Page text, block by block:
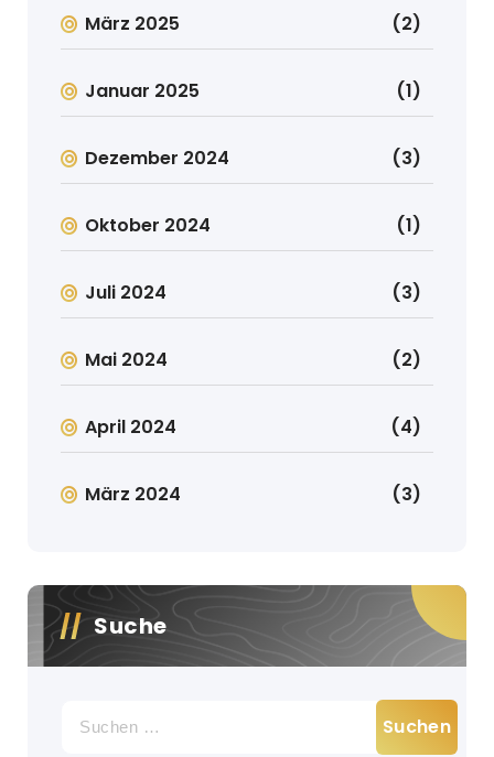
März 2025 (2)
Januar 2025 (1)
Dezember 2024 (3)
Oktober 2024 (1)
Juli 2024 (3)
Mai 2024 (2)
April 2024 (4)
März 2024 (3)
Suche
nach: